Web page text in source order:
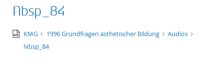
50
Nbsp_84
audio/x-
wav
KMG 1996 Grundfragen ästhetischer Bildung
Audios
Nbsp_84